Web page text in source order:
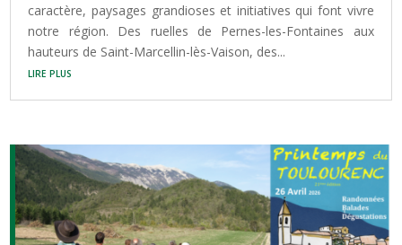
caractère, paysages grandioses et initiatives qui font vivre
notre région. Des ruelles de Pernes-les-Fontaines aux
hauteurs de Saint-Marcellin-lès-Vaison, des...
lire plus